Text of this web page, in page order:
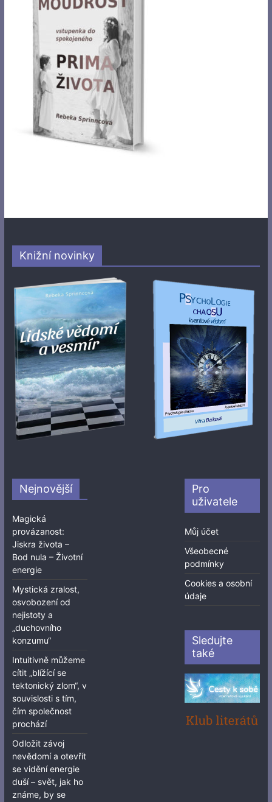
Knižní novinky
Nejnovější
Magická
provázanost:
Jiskra života –
Bod nula – Životní
energie
Mystická zralost,
osvobození od
nejistoty a
„duchovního
konzumu“
Intuitivně můžeme
cítit „blížící se
tektonický zlom“, v
souvislosti s tím,
čím společnost
prochází
Odložit závoj
nevědomí a otevřít
se vidění energie
duší – svět, jak ho
známe, by se
Pro
uživatele
Můj účet
Všeobecné
podmínky
Cookies a osobní
údaje
Sledujte
také